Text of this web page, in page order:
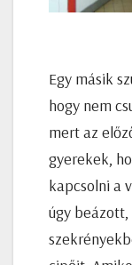
Egy másik
hogy nem
mert az
gyerekek,
kapcsolni a
úgy